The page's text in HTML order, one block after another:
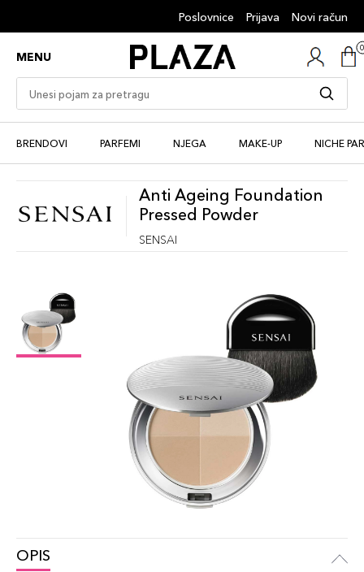
Poslovnice Prijava Novi račun
MENU
BRENDOVI PARFEMI NJEGA MAKE-UP NICHE
Anti Ageing Foundation
Pressed Powder
SENSAI
OPIS